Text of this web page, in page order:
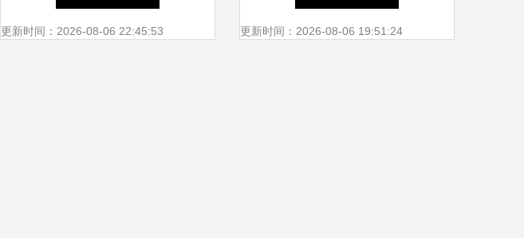
更新时间：2026-08-06 22:45:53 更新时间：2026-08-06 19:51:24